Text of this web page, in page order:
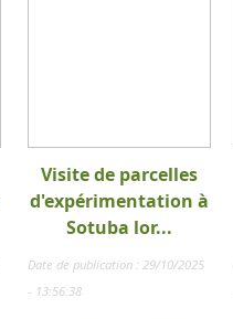
Visite de parcelles
d'expérimentation à
Sotuba lor...
Date de publication : 29/10/2025
- 13:56:38